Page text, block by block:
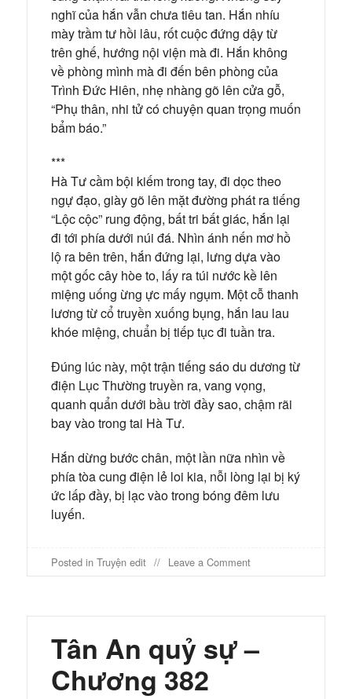
nghĩ của hắn vẫn chưa tiêu tan. Hắn nhíu
mày trầm tư hồi lâu, rốt cuộc đứng dậy từ
trên ghế, hướng nội viện mà đi. Hắn không
về phòng mình mà đi đến bên phòng của
Trình Đức Hiên, nhẹ nhàng gõ lên cửa gỗ,
“Phụ thân, nhi tử có chuyện quan trọng muốn
bẩm báo.”
***
Hà Tư cầm bội kiếm trong tay, đi dọc theo
ngự đạo, giày gõ lên mặt đường phát ra tiếng
“Lộc cộc” rung động, bất tri bất giác, hắn lại
đi tới phía dưới núi đá. Nhìn ánh nến mơ hồ
lộ ra bên trên, hắn đứng lại, lưng dựa vào
một gốc cây hòe to, lấy ra túi nước kề lên
miệng uống ừng ực mấy ngụm. Một cỗ thanh
lương từ cổ truyền xuống bụng, hắn lau lau
khóe miệng, chuẩn bị tiếp tục đi tuần tra.
Đúng lúc này, một trận tiếng sáo du dương từ
điện Lục Thường truyền ra, vang vọng,
quanh quẩn dưới bầu trời đầy sao, chậm rãi
bay vào trong tai Hà Tư.
Hắn dừng bước chân, một lần nữa nhìn về
phía tòa cung điện lẻ loi kia, nỗi lòng lại bị ký
ức lấp đầy, bị lạc vào trong bóng đêm lưu
luyến.
Posted in Truyện edit Leave a Commenton
Tân
sự
Chương
Tân An quỷ sự –
Chương 382